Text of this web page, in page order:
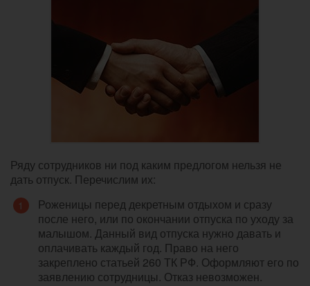
Ряду сотрудников ни под каким предлогом нельзя не
дать отпуск. Перечислим их:
Роженицы перед декретным отдыхом и сразу
после него, или по окончании отпуска по уходу за
малышом. Данный вид отпуска нужно давать и
оплачивать каждый год. Право на него
закреплено статьей 260 ТК РФ. Оформляют его по
заявлению сотрудницы. Отказ невозможен.